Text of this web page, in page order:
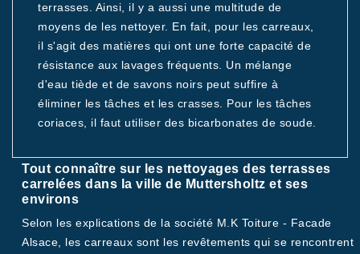
terrasses. Ainsi, il y a aussi une multitude de
moyens de les nettoyer. En fait, pour les carreaux,
il s'agit des matières qui ont une forte capacité de
résistance aux lavages fréquents. Un mélange
d'eau tiède et de savons noirs peut suffire à
éliminer les tâches et les crasses. Pour les tâches
coriaces, il faut utiliser des bicarbonates de soude.
Tout connaître sur les nettoyages des terrasses
carrelées dans la ville de Muttersholtz et ses
environs
Selon les explications de la société M.K Toiture - Facade
Alsace, les carreaux sont les revêtements qui se rencontrent